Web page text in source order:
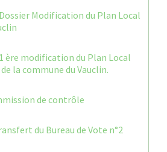
Modification du Plan Local
ère modification du Plan Local
la commune du Vauclin.
de contrôle
du Bureau de Vote n°2